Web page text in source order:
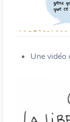
Une vidéo